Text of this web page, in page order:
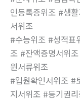
인등록증위조 #생
서위조
#수능위조 #성적표
조 #잔액증명서위
원서류위조
#입원확인서위조 #
지서위조 #등기권